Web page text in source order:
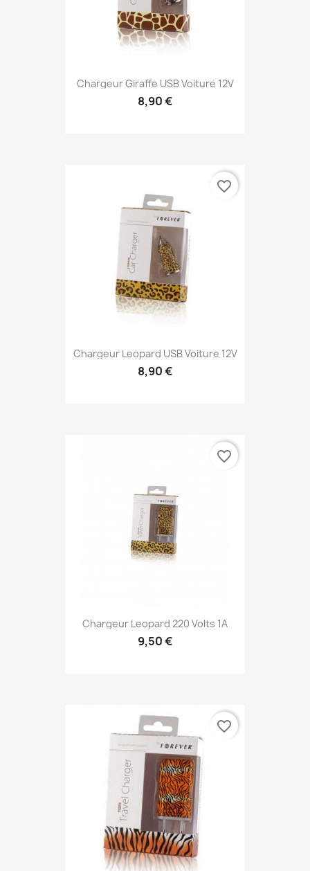
Chargeur Giraffe USB Voiture 12V
8,90 €
Chargeur Leopard USB Voiture 12V
8,90 €
favorite_border
Chargeur Leopard 220 Volts 1A
9,50 €
favorite_border
favorite_border